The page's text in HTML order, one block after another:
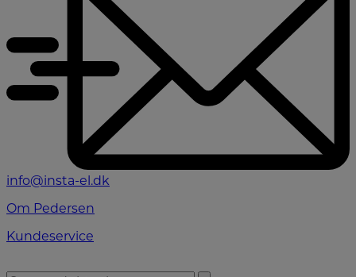
info@insta-el.dk
Om Pedersen
Kundeservice